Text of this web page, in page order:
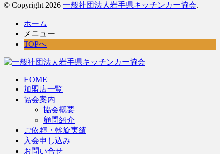
© Copyright 2026 一般社団法人岩手県キッチンカー協会.
ホーム
メニュー
TOPへ
HOME
加盟店一覧
協会案内
協会概要
顧問紹介
ご依頼・斡旋実績
入会申し込み
お問い合せ